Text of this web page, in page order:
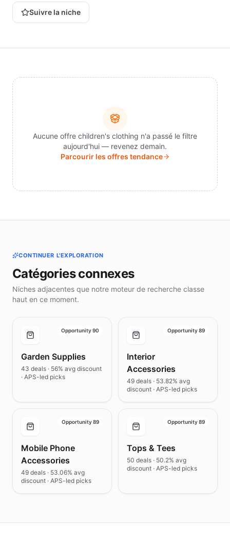
Vient
COMPTE
connecter
Suivre la niche
Aucune offre children's clothing n'a passé le filtre
aujourd'hui — revenez demain.
Parcourir les offres tendance
CONTINUER L'EXPLORATION
Catégories connexes
Niches adjacentes que notre moteur de recherche classe
haut en ce moment.
Opportunity 90
Garden Supplies
43 deals · 56% avg discount
· APS-led picks
Opportunity 89
Interior
Accessories
49 deals · 53.82% avg
discount · APS-led picks
Opportunity 89
Mobile Phone
Accessories
49 deals · 53.06% avg
discount · APS-led picks
Opportunity 89
Tops & Tees
50 deals · 50.2% avg
discount · APS-led picks